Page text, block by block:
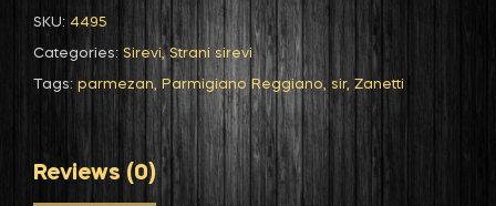
SKU: 4495
Categories: Sirevi,Strani sirevi
Tags: parmezan, Parmigiano Reggiano, sir, Zanetti
Reviews (0)